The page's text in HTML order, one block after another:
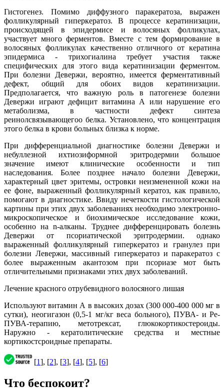
Гистогенез. Помимо диффузного паракератоза, выражен
фолликулярный гиперкератоз. В процессе кератинизации,
происходящей в эпидермисе и волосяных фолликулах,
участвует много ферментов. Вместе с тем формирование в
волосяных фолликулах качественно отличного от кератина
эпидермиса - трихогиалина требует участия также
специфических для этого вида кератинизации ферментом.
При болезни Девержи, вероятно, имеется ферментативный
дефект, общий для обоих видов кератинизации.
Предполагается, что важную роль в патогенезе болезни
Девержи играют дефицит витамина А или нарушение его
метаболизма, в частности дефект синтеза
реинолсвязывающегоо белка. Установлено, что концентрация
этого белка в крови больных близка к норме.
При дифференциальной диагностике болезни Девержи и
небуллезной ихтиозиформной эритродермии большое
значение имеют клинические особенности и тип
наследования. Более позднее начало болезни Девержи,
характерный цвет эритемы, островки неизмененной кожи на
ее фоне, выраженный фолликулярный кератоз, как правило,
помогают в диагностике. Ввиду нечеткости гистологической
картины при этих двух заболеваниях необходимо электронно-
микроскопическое и биохимическое исследование кожи,
особенно на n-алканы. Труднее дифференцировать болезнь
Девержи от псориатической эритродермии. однако
выраженный фолликулярный гиперкератоз и гранулез при
болезни Левержи, массивный гиперкератоз и паракератоз с
более выраженным акантозом при псориазе мот быть
отличительными признаками этих двух заболеваний.
Лечение красного отрубевидного волосяного лишая
Используют витамин А в высоких дозах (300 000-400 000 мг в
сутки), неогигазон (0,5-1 мг/кг веса больного), ПУВА- и Ре-
ПУВА-терапию, метотрексат, глюкокортикостероиды.
Наружно - кератолитические средства и местные
кортикостсроидные препараты.
[1], [2], [3], [4], [5], [6]
Что беспокоит?